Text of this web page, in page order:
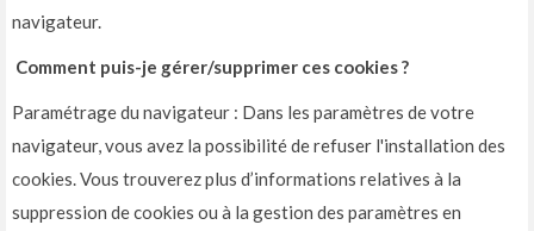
navigateur.
Comment puis-je gérer/supprimer ces cookies ?
Paramétrage du navigateur : Dans les paramètres de votre
navigateur, vous avez la possibilité de refuser l'installation des
cookies. Vous trouverez plus d’informations relatives à la
suppression de cookies ou à la gestion des paramètres en